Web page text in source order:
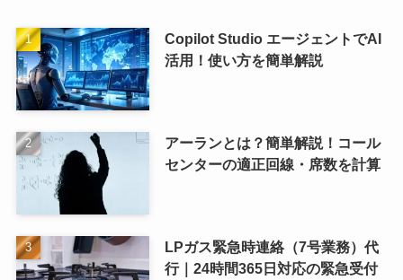
Copilot Studio エージェントでAI
活用！使い方を簡単解説
アーランとは？簡単解説！コール
センターの適正回線・席数を計算
LPガス緊急時連絡（7号業務）代
行｜24時間365日対応の緊急受付